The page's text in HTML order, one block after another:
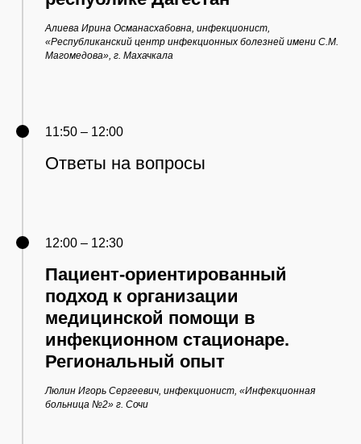
Алиева Ирина Османасхабовна, инфекционист,
«Республиканский центр инфекционных болезней имени С.М.
Магомедова», г. Махачкала
11:50 – 12:00
Ответы на вопросы
12:00 – 12:30
Пациент-ориентированный
подход к организации
медицинской помощи в
инфекционном стационаре.
Региональный опыт
Люлин Игорь Сергеевич, инфекционист, «Инфекционная
больница №2» г. Сочи